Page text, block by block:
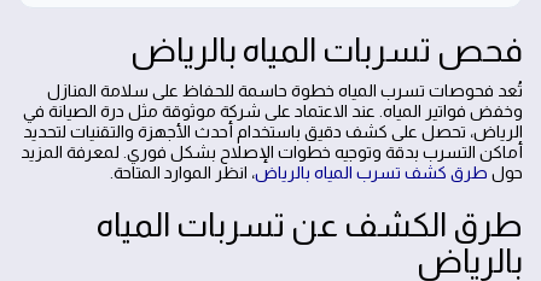
فحص تسربات المياه بالرياض
تُعد فحوصات تسرب المياه خطوة حاسمة للحفاظ على سلامة المنازل
وخفض فواتير المياه. عند الاعتماد على شركة موثوقة مثل درة الصيانة في
الرياض، تحصل على كشف دقيق باستخدام أحدث الأجهزة والتقنيات لتحديد
أماكن التسرب بدقة وتوجيه خطوات الإصلاح بشكل فوري. لمعرفة المزيد
حول طرق كشف تسرب المياه بالرياض، انظر الموارد المتاحة.
طرق الكشف عن تسربات المياه
بالرياض